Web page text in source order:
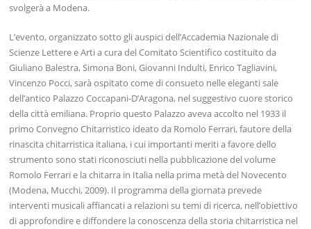
svolgerà a Modena.
L’evento, organizzato sotto gli auspici dell’Accademia Nazionale di
Scienze Lettere e Arti a cura del Comitato Scientifico costituito da
Giuliano Balestra, Simona Boni, Giovanni Indulti, Enrico Tagliavini,
Vincenzo Pocci, sarà ospitato come di consueto nelle eleganti sale
dell’antico Palazzo Coccapani-D’Aragona, nel suggestivo cuore storico
della città emiliana. Proprio questo Palazzo aveva accolto nel 1933 il
primo Convegno Chitarristico ideato da Romolo Ferrari, fautore della
rinascita chitarristica italiana, i cui importanti meriti a favore dello
strumento sono stati riconosciuti nella pubblicazione del volume
Romolo Ferrari e la chitarra in Italia nella prima metà del Novecento
(Modena, Mucchi, 2009). Il programma della giornata prevede
interventi musicali affiancati a relazioni su temi di ricerca, nell’obiettivo
di approfondire e diffondere la conoscenza della storia chitarristica nel